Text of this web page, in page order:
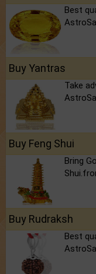
Best
Buy Yantras
Take
Buy Feng Shui
Bring
Buy Rudraksh
Best